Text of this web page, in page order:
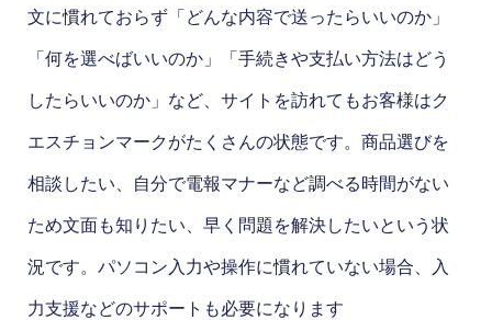
文に慣れておらず「どんな内容で送ったらいいのか」
「何を選べばいいのか」「手続きや支払い方法はどう
したらいいのか」など、サイトを訪れてもお客様はク
エスチョンマークがたくさんの状態です。商品選びを
相談したい、自分で電報マナーなど調べる時間がない
ため文面も知りたい、早く問題を解決したいという状
況です。パソコン入力や操作に慣れていない場合、入
力支援などのサポートも必要になります